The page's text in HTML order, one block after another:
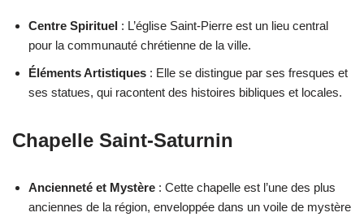
Centre Spirituel : L’église Saint-Pierre est un lieu central
pour la communauté chrétienne de la ville.
Éléments Artistiques : Elle se distingue par ses fresques et
ses statues, qui racontent des histoires bibliques et locales.
Chapelle Saint-Saturnin
Ancienneté et Mystère : Cette chapelle est l’une des plus
anciennes de la région, enveloppée dans un voile de mystère